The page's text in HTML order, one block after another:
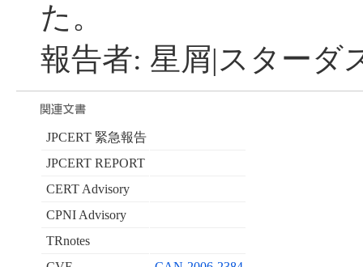
た。
報告者: 星屑|スターダ
JPCERT 緊急報告
JPCERT REPORT
CERT Advisory
CPNI Advisory
TRnotes